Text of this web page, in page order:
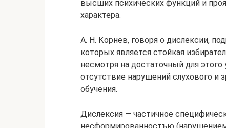
высших психических функций и
характера.
А. Н. Корнев, говоря о дислексии,
которых является стойкая
несмотря на достаточный для этого
отсутствие нарушений слухового и
обучения.
Дислексия — частичное